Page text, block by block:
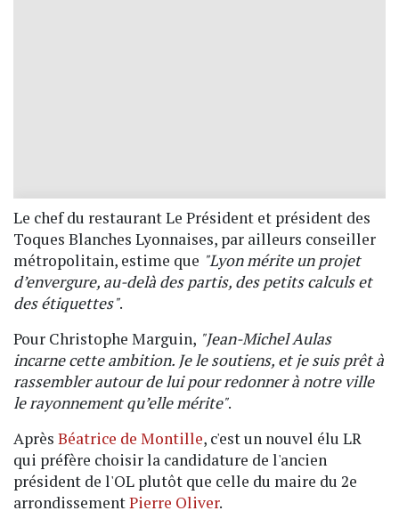
Le chef du restaurant Le Président et président des
Toques Blanches Lyonnaises, par ailleurs conseiller
métropolitain, estime que "Lyon mérite un projet
d’envergure, au-delà des partis, des petits calculs et
des étiquettes".
Pour Christophe Marguin, "Jean-Michel Aulas
incarne cette ambition. Je le soutiens, et je suis prêt à
rassembler autour de lui pour redonner à notre ville
le rayonnement qu’elle mérite".
Après Béatrice de Montille, c'est un nouvel élu LR
qui préfère choisir la candidature de l'ancien
président de l'OL plutôt que celle du maire du 2e
arrondissementPierre Oliver.